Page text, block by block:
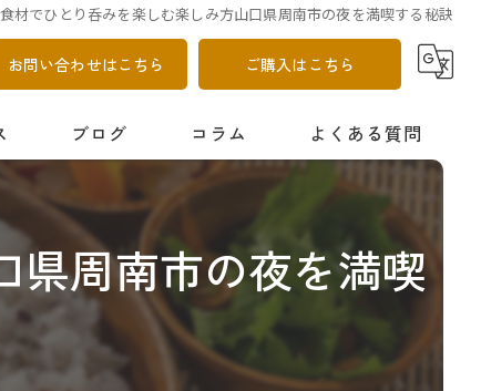
材でひとり呑みを楽しむ楽しみ方山口県周南市の夜を満喫する秘訣
お問い合わせはこちら ご購入はこちら
ブログ コラム よくある質問
県周南市の夜を満喫